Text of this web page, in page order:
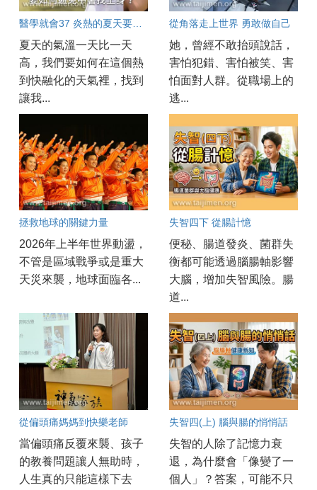
夏天的氣溫一天比一天
高，我們要如何在這個熱
到快融化的天氣裡，找到
讓我...
從角落走上世界 勇敢做自己
她，曾經不敢抬頭說話，
害怕犯錯、害怕被笑、害
怕面對人群。從職場上的
逃...
拯救地球的關鍵力量
2026年上半年世界動盪，
不管是區域戰爭或是重大
天災來襲，地球面臨各...
失智四下 從腸計憶
便秘、腸道發炎、菌群失
衡都可能透過腦腸軸影響
大腦，增加失智風險。腸
道...
從偏頭痛媽媽到快樂老師
當偏頭痛反覆來襲、孩子
的教養問題讓人無助時，
人生真的只能這樣下去
失智四(上) 腦與腸的悄悄話
失智的人除了記憶力衰
退，為什麼會「像變了一
個人」？答案，可能不只